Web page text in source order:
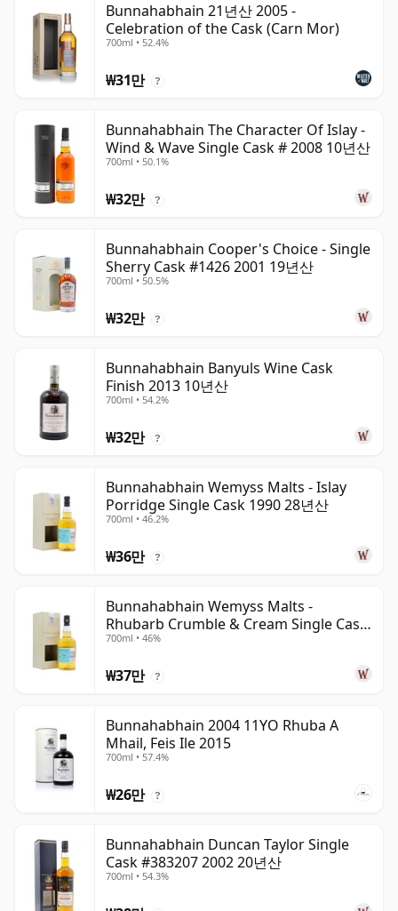
Bunnahabhain 21년산 2005 -
Celebration of the Cask (Carn Mor)
700ml • 52.4%
₩31만 ?
Bunnahabhain The Character Of Islay -
Wind & Wave Single Cask # 2008 10년산
700ml • 50.1%
₩32만 ?
Bunnahabhain Cooper's Choice - Single
Sherry Cask #1426 2001 19년산
700ml • 50.5%
₩32만 ?
Bunnahabhain Banyuls Wine Cask
Finish 2013 10년산
700ml • 54.2%
₩32만 ?
Bunnahabhain Wemyss Malts - Islay
Porridge Single Cask 1990 28년산
700ml • 46.2%
₩36만 ?
Bunnahabhain Wemyss Malts -
Rhubarb Crumble & Cream Single Cask
1990 28년산
700ml • 46%
₩37만 ?
Bunnahabhain 2004 11YO Rhuba A
Mhail, Feis Ile 2015
700ml • 57.4%
₩26만 ?
Bunnahabhain Duncan Taylor Single
Cask #383207 2002 20년산
700ml • 54.3%